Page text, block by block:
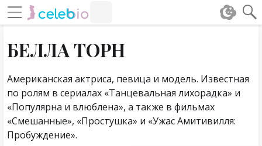
Навигация по сайту
БЕЛЛА ТОРН
Американская актриса, певица и модель. Известная
по ролям в сериалах «Танцевальная лихорадка» и
«Популярна и влюблена», а также в фильмах
«Смешанные», «Простушка» и «Ужас Амитивилля:
Пробуждение».